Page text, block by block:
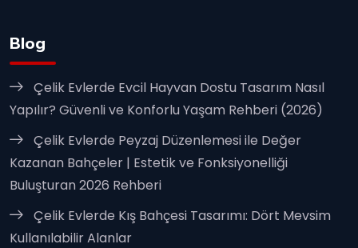
Blog
Çelik Evlerde Evcil Hayvan Dostu Tasarım Nasıl
Yapılır? Güvenli ve Konforlu Yaşam Rehberi (2026)
Çelik Evlerde Peyzaj Düzenlemesi ile Değer
Kazanan Bahçeler | Estetik ve Fonksiyonelliği
Buluşturan 2026 Rehberi
Çelik Evlerde Kış Bahçesi Tasarımı: Dört Mevsim
Kullanılabilir Alanlar